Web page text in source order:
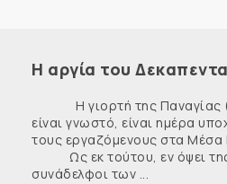
Η αργία του
Η γιορτή της Παναγίας
είναι γνωστό, είναι ημέρα
τους εργαζόμενους στα
Ως εκ τούτου, εν όψει της
συνάδελφοι των ...